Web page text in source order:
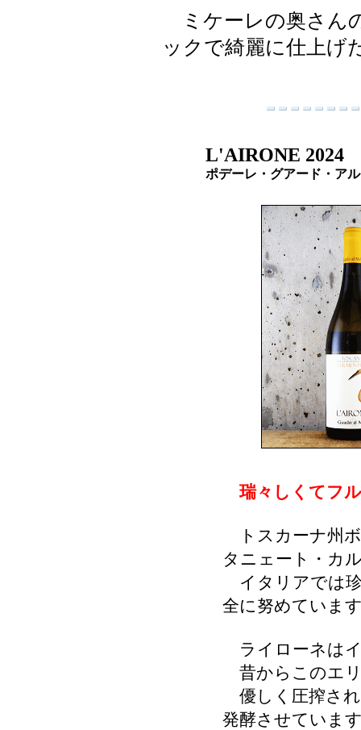
ミケーレの奥さん
ックで綺麗に仕上げ
L'AIRONE 2024
ポデーレ・グアード・
瑞々しくてフ
トスカーナ州
タニェート・カ
イタリアでは
全に努めていま
ライローネは
昔からこのエ
優しく圧搾され
発酵させていま